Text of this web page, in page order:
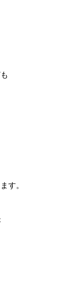
す。